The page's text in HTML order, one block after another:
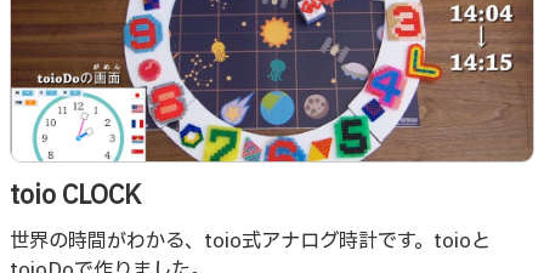
toio CLOCK
世界の時間がわかる、toio式アナログ時計です。toioと